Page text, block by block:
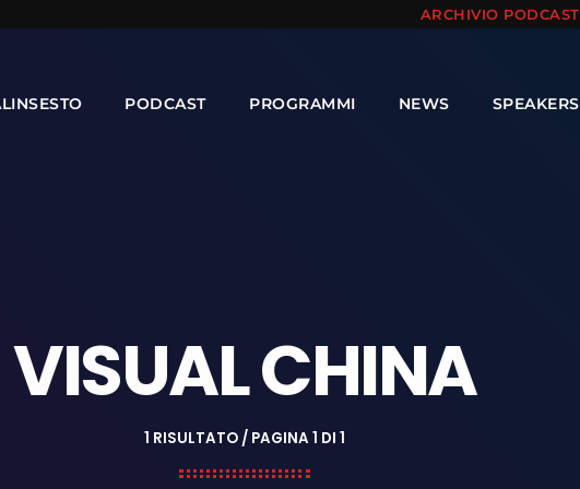
ARCHIVIO PODCAST
PODCAST PROGRAMMI NEWS SPEAKERS
VISUAL CHINA
1 RISULTATO / PAGINA 1 DI 1